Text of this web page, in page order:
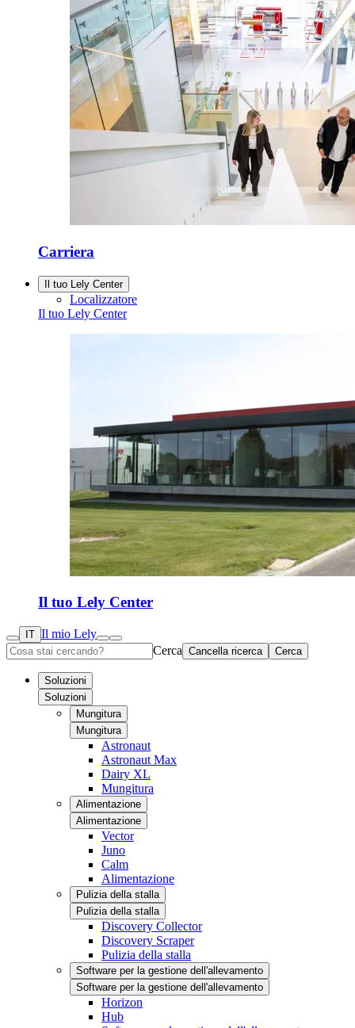
Carriera
Il tuo Lely Center
Localizzatore
Il tuo Lely Center
Il tuo Lely Center
IT Il mio Lely
Cerca Cancella ricerca Cerca
Soluzioni
Soluzioni
Mungitura
Mungitura
Astronaut
Astronaut Max
Dairy XL
Mungitura
Alimentazione
Alimentazione
Vector
Juno
Calm
Alimentazione
Pulizia della stalla
Pulizia della stalla
Discovery Collector
Discovery Scraper
Pulizia della stalla
Software per la gestione dell'allevamento
Software per la gestione dell'allevamento
Horizon
Hub